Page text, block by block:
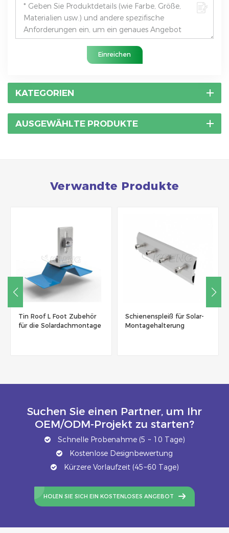
Einreichen
KATEGORIEN
AUSGEWÄHLTE PRODUKTE
Verwandte Produkte
Schienenspleiß für Solar-
Montagehalterung
Erdungsklemmen für
Solarpanel aus Edelstahl
Suchen Sie einen Partner, um Ihr
OEM/ODM-Projekt zu starten?
Schnelle Probenahme (5 ~ 10 Tage)
Kostenlose Designbewertung
Kürzere Vorlaufzeit (45~60 Tage)
HOLEN SIE SICH EIN KOSTENLOSES ANGEBOT